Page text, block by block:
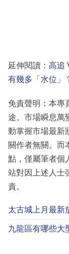
延伸閱讀： 高追
有幾多「水位」
免責聲明：本專
途。市場瞬息萬
動掌握市場最新
關作者無關。而
點，僅屬筆者個
站對因上述人士
責。
太古城上月最新
九龍區有哪些大